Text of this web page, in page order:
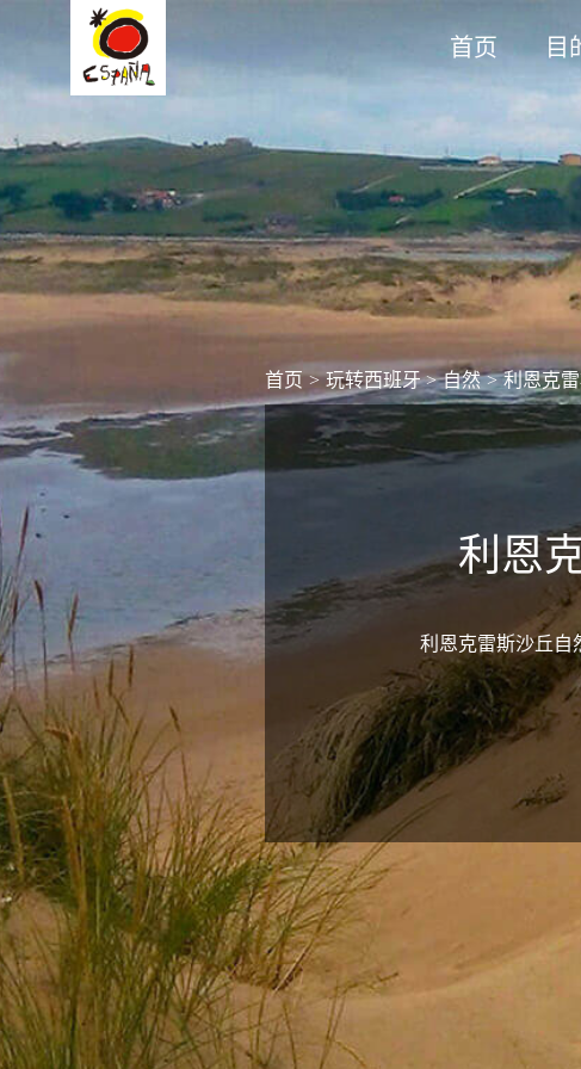
首页 目
首页 > 玩转西班牙 > 自然 > 利恩克
利恩
利恩克雷斯沙丘自